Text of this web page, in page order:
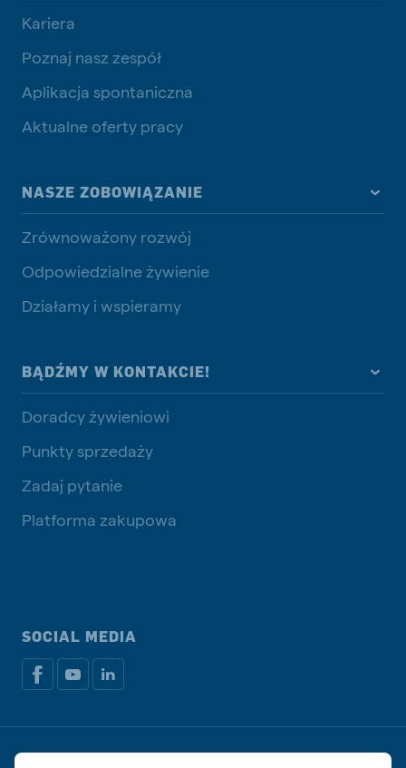
Kariera
Poznaj nasz zespół
Aplikacja spontaniczna
Aktualne oferty pracy
NASZE ZOBOWIĄZANIE
Zrównoważony rozwój
Odpowiedzialne żywienie
Działamy i wspieramy
BĄDŹMY W KONTAKCIE!
Doradcy żywieniowi
Punkty sprzedaży
Zadaj pytanie
Platforma zakupowa
SOCIAL MEDIA